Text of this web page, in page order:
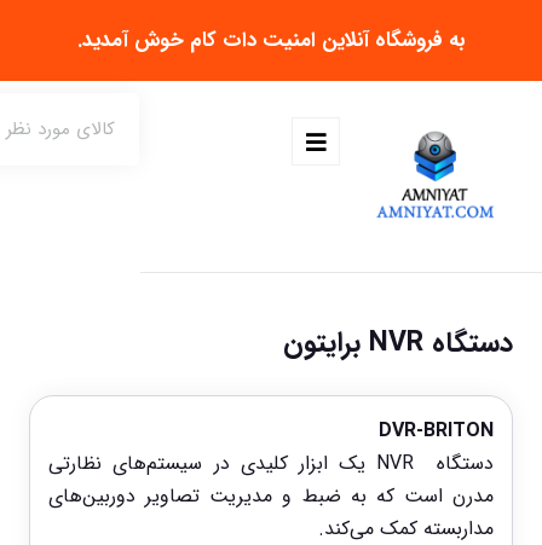
به فروشگاه آنلاین امنیت دات کام خوش آمدید.
دستگاه NVR برایتون
DVR-BRITON
دستگاه NVR یک ابزار کلیدی در سیستم‌های نظارتی
مدرن است که به ضبط و مدیریت تصاویر دوربین‌های
مداربسته کمک می‌کند.